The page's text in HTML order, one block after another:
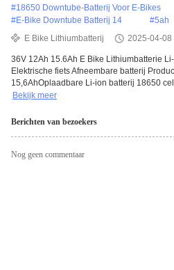
#18650 Downtube-Batterij Voor E-Bikes
#E-Bike Downtube Batterij 14 #5ah
E Bike Lithiumbatterij
2025-04-08
36V 12Ah 15.6Ah E Bike Lithiumbatterie
Elektrische fiets Afneembare batterij
15,6AhOplaadbare Li-ion batterij 18650
Bekijk meer
Berichten van bezoekers
Nog geen commentaar